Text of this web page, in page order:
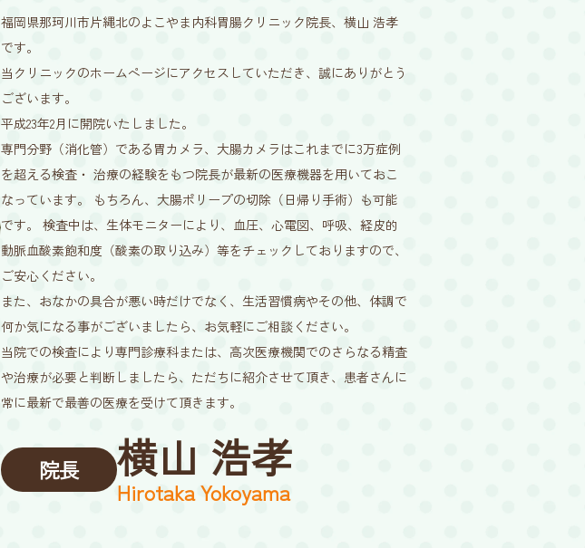
福岡県那珂川市片縄北のよこやま内科胃腸クリニック院長、横山 浩孝
です。
当クリニックのホームページにアクセスしていただき、誠にありがとう
ございます。
平成23年2月に開院いたしました。
専門分野（消化管）である胃カメラ、大腸カメラはこれまでに3万症例
を超える検査・ 治療の経験をもつ院長が最新の医療機器を用いておこ
なっています。 もちろん、大腸ポリープの切除（日帰り手術）も可能
です。 検査中は、生体モニターにより、血圧、心電図、呼吸、経皮的
動脈血酸素飽和度（酸素の取り込み）等をチェックしておりますので、
ご安心ください。
また、おなかの具合が悪い時だけでなく、生活習慣病やその他、体調で
何か気になる事がございましたら、お気軽にご相談ください。
当院での検査により専門診療科または、高次医療機関でのさらなる精査
や治療が必要と判断しましたら、ただちに紹介させて頂き、患者さんに
常に最新で最善の医療を受けて頂きます。
院長 横山 浩孝
Hirotaka Yokoyama